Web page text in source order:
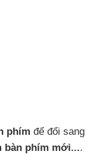
phím để đổi sang
bàn phím mới....